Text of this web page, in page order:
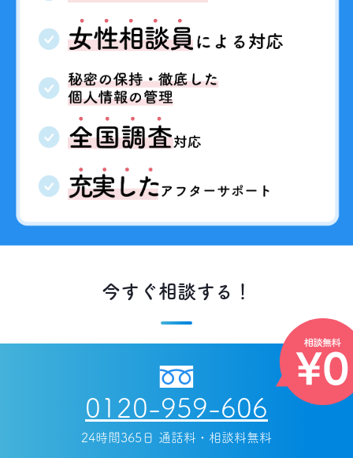
今すぐ相談する！
0120-959-606
24時間365日 通話料・相談料無料